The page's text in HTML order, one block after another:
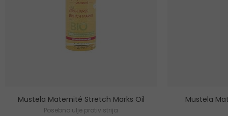
Mustela Maternité Stretch Marks Oil
Posebno ulje protiv strija
Mustela